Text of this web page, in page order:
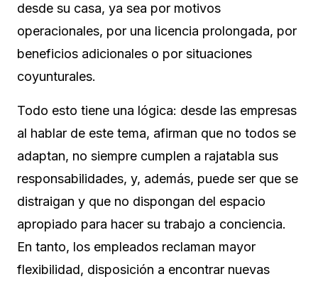
desde su casa, ya sea por motivos
operacionales, por una licencia prolongada, por
beneficios adicionales o por situaciones
coyunturales.
Todo esto tiene una lógica: desde las empresas
al hablar de este tema, afirman que no todos se
adaptan, no siempre cumplen a rajatabla sus
responsabilidades, y, además, puede ser que se
distraigan y que no dispongan del espacio
apropiado para hacer su trabajo a conciencia.
En tanto, los empleados reclaman mayor
flexibilidad, disposición a encontrar nuevas